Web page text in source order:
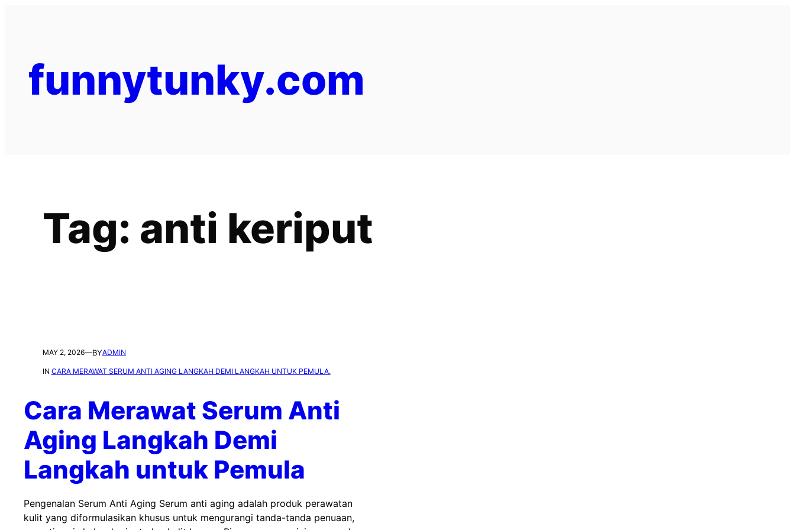
funnytunky.com
Tag: anti keriput
MAY 2, 2026—BYADMIN
IN CARA MERAWAT SERUM ANTI AGING LANGKAH DEMI LANGKAH UNTUK PEMULA.
Cara Merawat Serum Anti
Aging Langkah Demi
Langkah untuk Pemula
Pengenalan Serum Anti Aging Serum anti aging adalah produk perawatan
kulit yang diformulasikan khusus untuk mengurangi tanda-tanda penuaan,